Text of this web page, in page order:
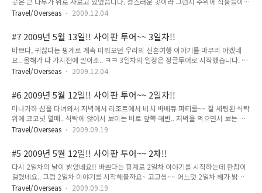
너무 푸르고 너무나도 키들이 컸습니다. 세상에서 가장 큰 뭐라고 했는데.. 이름이 잘
50센트씩 내고 초 하나씩 꺼내서~~ 불을 붙이고 소원을 빌었다. #8 @fin.
Travel/Overseas 2009.12.04
#7 2009년 5월 13일!! 사이판 투어~~ 3일차!!
바쁘다, 귀찮다는 핑계로 계속 미뤄오던 우리의 신혼여행 이야기를 마무리 야겠네
요.. 올해가 다 가지전에 말이죠.. ㅋㅋ 3일차의 일정은 정글투어로 시작했습니다. 길
이 험하고 구불구불하여 4륜구동 짚차로만 올라갈 수 있다는 타포차오 산 정상에 올
보고 싶은 충동이~~ 정상에서는 사이판의 모든 곳이 한 눈에 들어오더군요... 확실히
섬이 크지는 않은 거 같은데... 아주 아름다운 곳이더군요.. 정상에서 한 컷!! 사진을
찍고 있다보니 아까 올라오던 ATV를 타던 관광객들도 정상을 향해 부룽부룽~~ 저 멀
리 마나가하 섬도 보이고~~ 스노쿨링할 때의 생각이 또 나네~~ ㅋㅋ #7 @fin.
Travel/Overseas 2009.12.04
#6 2009년 5월 12일!! 사이판 투어~~ 2일차!!
마나가하 섬을 다녀와서 저녁에서 리조트에서 비치 바베큐 파티를~~ 잘 세팅된 식탁
위에 코코넛 열매.. 식탁에 앉아서 보이는 바로 앞쪽 해변.. 저녁을 먹으면서 보는 저
녁 노을.. 멋지더라~~ 곧 맛있게 구워질 바다가게.. 살아있는 녀석을 가져다 주더니..
잔 하면서.. ㅋㅋ 처음으로 선을 보인 것은 조개와 새우구이.. 요즘 대하철인데 대하먹
으러 대천 한번 가야겠네!! ㅋㅋ 두번째는 생선과 양파, 토마토, 호박 등의 야채구이
~~ 아까 살아서 움직이던 녀석이 반쪽으로 갈라진채 먹음직스럽게 나왔다… 속이 꽉
들어차있네!! ^^* 그리고 다음은 게와 옥수수 구이 그 다음은 누룽지.. 아니 밥이다..
하트모양으로 이뿌게 뭉친 주먹..
Travel/Overseas 2009.09.19
#5 2009년 5월 12일!! 사이판 투어~~ 2차!!
다시 2일차의 날이 밝았네요!! 바쁘다는 핑계로 2일차 이야기를 시작하는데 한참이
걸렸네요.. 그럼 2일차 이야기를 시작해볼까요~ 고고씽~~ 어느덧 2일차 해가 밝아
오고 있네요… 2일차 여행지는 사이판의 진주.. 안가보면 후회한다는 그 곳... 마나가
Travel/Overseas 2009.09.19